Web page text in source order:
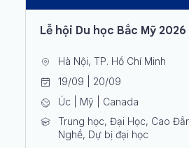
Lễ hội Du học Bắc Mỹ 2026
Hà Nội, TP. Hồ Chí Minh
19/09 | 20/09
Úc | Mỹ | Canada
Trung học, Đại Học, Cao
Nghề, Dự bị đại học